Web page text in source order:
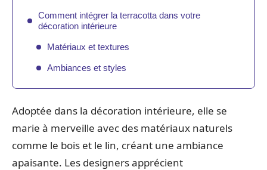
Comment intégrer la terracotta dans votre
décoration intérieure
Matériaux et textures
Ambiances et styles
Adoptée dans la décoration intérieure, elle se
marie à merveille avec des matériaux naturels
comme le bois et le lin, créant une ambiance
apaisante. Les designers apprécient